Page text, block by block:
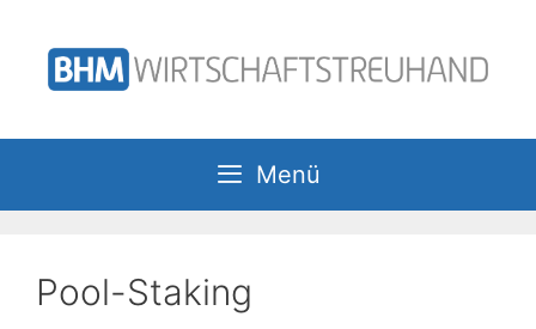
Inhalt
springen
Menü
Pool-Staking